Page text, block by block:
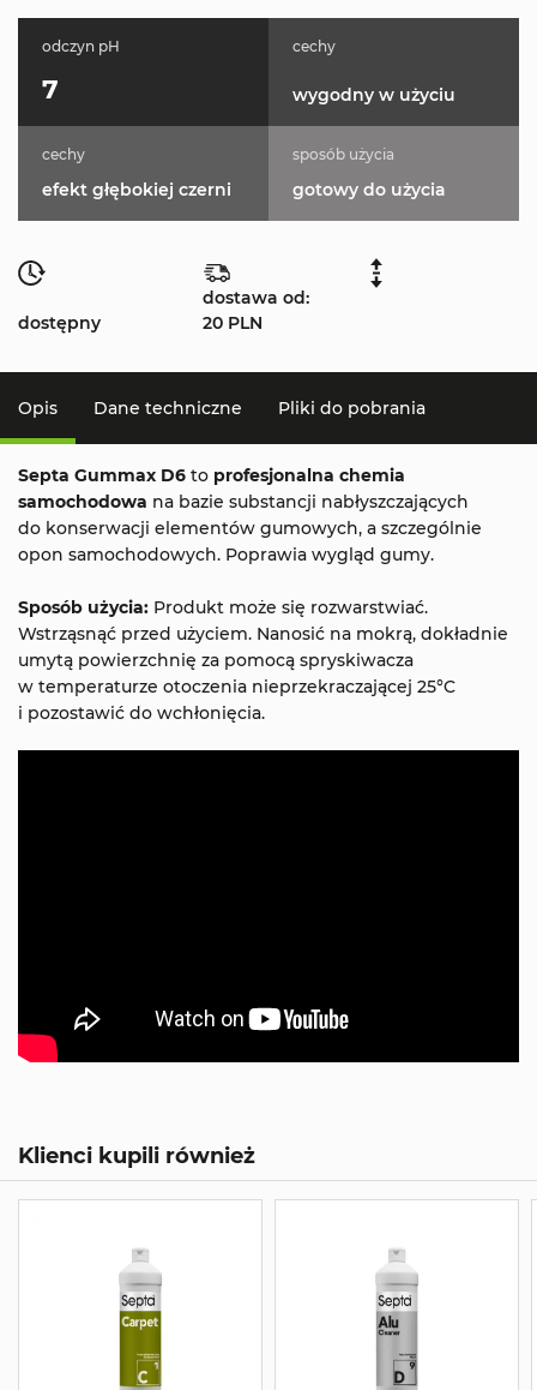
odczyn pH
7
cechy
wygodny w użyciu
cechy
efekt głębokiej czerni
sposób użycia
gotowy do użycia
dostępny
dostawa od:
20 PLN
Opis Dane techniczne Pliki do pobrania
Septa Gummax D6 to profesjonalna chemia
samochodowa na bazie substancji nabłyszczających
do konserwacji elementów gumowych, a szczególnie
opon samochodowych. Poprawia wygląd gumy.
Sposób użycia: Produkt może się rozwarstwiać.
Wstrząsnąć przed użyciem. Nanosić na mokrą, dokładnie
umytą powierzchnię za pomocą spryskiwacza
w temperaturze otoczenia nieprzekraczającej 25°C
i pozostawić do wchłonięcia.
Klienci kupili również